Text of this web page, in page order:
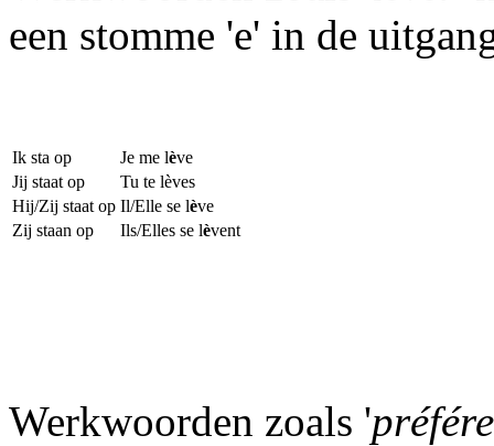
een stomme 'e' in de
Ik sta op Je me lève
Jij staat op
Tu te lèves
Hij/Zij staat op Il/Elle se lève
Zij staan op
Ils/Elles se lèvent
Werkwoorden zoals '